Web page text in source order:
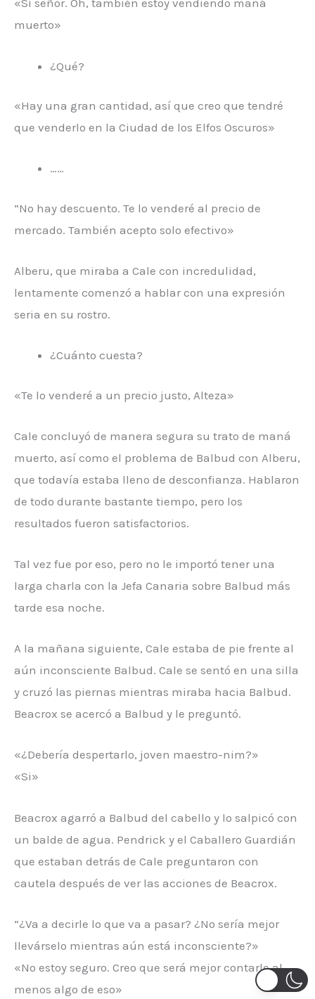
«Sí señor. Oh, también estoy vendiendo maná
muerto»
¿Qué?
«Hay una gran cantidad, así que creo que tendré
que venderlo en la Ciudad de los Elfos Oscuros»
……
“No hay descuento. Te lo venderé al precio de
mercado. También acepto solo efectivo»
Alberu, que miraba a Cale con incredulidad,
lentamente comenzó a hablar con una expresión
seria en su rostro.
¿Cuánto cuesta?
«Te lo venderé a un precio justo, Alteza»
Cale concluyó de manera segura su trato de maná
muerto, así como el problema de Balbud con Alberu,
que todavía estaba lleno de desconfianza. Hablaron
de todo durante bastante tiempo, pero los
resultados fueron satisfactorios.
Tal vez fue por eso, pero no le importó tener una
larga charla con la Jefa Canaria sobre Balbud más
tarde esa noche.
A la mañana siguiente, Cale estaba de pie frente al
aún inconsciente Balbud. Cale se sentó en una silla
y cruzó las piernas mientras miraba hacia Balbud.
Beacrox se acercó a Balbud y le preguntó.
«¿Debería despertarlo, joven maestro-nim?»
«Si»
Beacrox agarró a Balbud del cabello y lo salpicó con
un balde de agua. Pendrick y el Caballero Guardián
que estaban detrás de Cale preguntaron con
cautela después de ver las acciones de Beacrox.
“¿Va a decirle lo que va a pasar? ¿No sería mejor
llevárselo mientras aún está inconsciente?»
«No estoy seguro. Creo que será mejor contarle al
menos algo de eso»